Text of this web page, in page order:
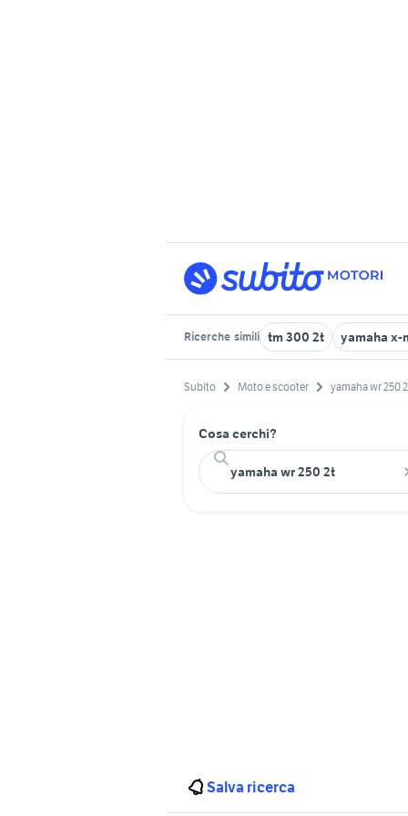
Ricerche simili tm 300 2t yamaha x-
Subito Moto e scooter yamaha wr 250
Cosa cerchi?
Salva ricerca